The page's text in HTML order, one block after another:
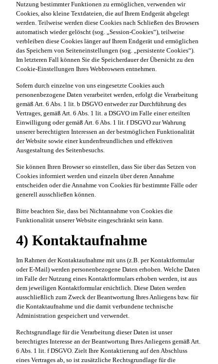
Nutzung bestimmter Funktionen zu ermöglichen, verwenden wir
Cookies, also kleine Textdateien, die auf Ihrem Endgerät abgelegt
werden. Teilweise werden diese Cookies nach Schließen des Browsers
automatisch wieder gelöscht (sog. „Session-Cookies“), teilweise
verbleiben diese Cookies länger auf Ihrem Endgerät und ermöglichen
das Speichern von Seiteneinstellungen (sog. „persistente Cookies“).
Im letzteren Fall können Sie die Speicherdauer der Übersicht zu den
Cookie-Einstellungen Ihres Webbrowsers entnehmen.
Sofern durch einzelne von uns eingesetzte Cookies auch
personenbezogene Daten verarbeitet werden, erfolgt die Verarbeitung
gemäß Art. 6 Abs. 1 lit. b DSGVO entweder zur Durchführung des
Vertrages, gemäß Art. 6 Abs. 1 lit. a DSGVO im Falle einer erteilten
Einwilligung oder gemäß Art. 6 Abs. 1 lit. f DSGVO zur Wahrung
unserer berechtigten Interessen an der bestmöglichen Funktionalität
der Website sowie einer kundenfreundlichen und effektiven
Ausgestaltung des Seitenbesuchs.
Sie können Ihren Browser so einstellen, dass Sie über das Setzen von
Cookies informiert werden und einzeln über deren Annahme
entscheiden oder die Annahme von Cookies für bestimmte Fälle oder
generell ausschließen können.
Bitte beachten Sie, dass bei Nichtannahme von Cookies die
Funktionalität unserer Website eingeschränkt sein kann.
4) Kontaktaufnahme
Im Rahmen der Kontaktaufnahme mit uns (z.B. per Kontaktformular
oder E-Mail) werden personenbezogene Daten erhoben. Welche Daten
im Falle der Nutzung eines Kontaktformulars erhoben werden, ist aus
dem jeweiligen Kontaktformular ersichtlich. Diese Daten werden
ausschließlich zum Zweck der Beantwortung Ihres Anliegens bzw. für
die Kontaktaufnahme und die damit verbundene technische
Administration gespeichert und verwendet.
Rechtsgrundlage für die Verarbeitung dieser Daten ist unser
berechtigtes Interesse an der Beantwortung Ihres Anliegens gemäß Art.
6 Abs. 1 lit. f DSGVO. Zielt Ihre Kontaktierung auf den Abschluss
eines Vertrages ab, so ist zusätzliche Rechtsgrundlage für die